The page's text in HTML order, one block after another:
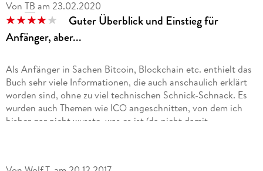
Von TB am 23.02.2020
Guter Überblick und Einstieg für
Anfänger, aber...
Als Anfänger in Sachen Bitcoin, Blockchain etc. enthielt das
Buch sehr viele Informationen, die auch anschaulich erklärt
worden sind, ohne zu viel technischen Schnick-Schnack. Es
wurden auch Themen wie ICO angeschnitten, von dem ich
bisher gar nicht wusste, was es ist (da nicht damit